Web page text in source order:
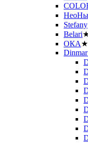
Stefany
Belari
ОКА